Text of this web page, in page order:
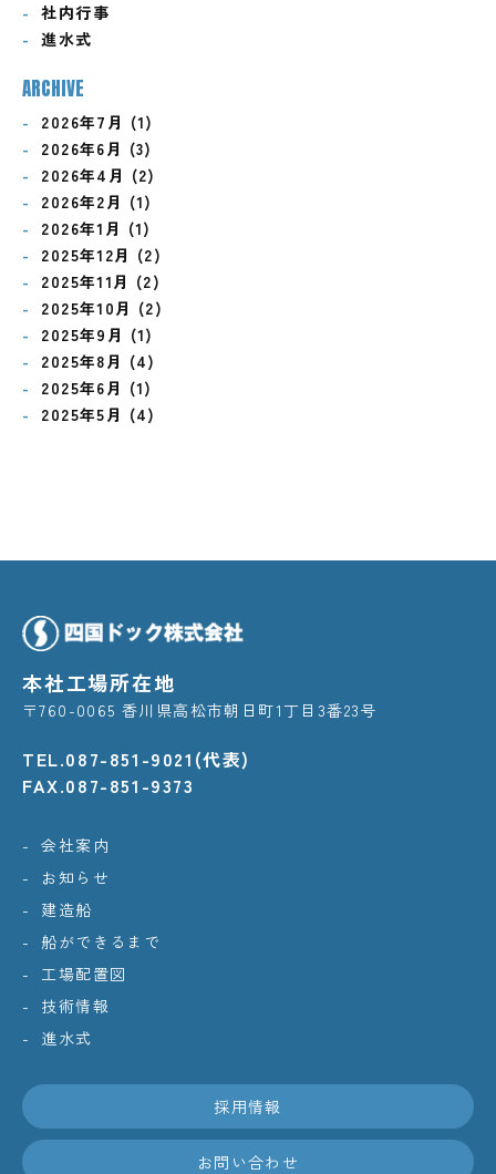
社内行事
進水式
ARCHIVE
2026年7月 (1)
2026年6月 (3)
2026年4月 (2)
2026年2月 (1)
2026年1月 (1)
2025年12月 (2)
2025年11月 (2)
2025年10月 (2)
2025年9月 (1)
2025年8月 (4)
2025年6月 (1)
2025年5月 (4)
本社工場所在地
〒760-0065 香川県高松市朝日町1丁目3番23号
TEL.087-851-9021(代表)
FAX.087-851-9373
会社案内
お知らせ
建造船
船ができるまで
工場配置図
技術情報
進水式
採用情報
お問い合わせ